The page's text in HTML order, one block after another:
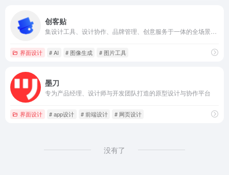
创客贴
界面设计 # AI # 图像生成 # 图片工具
墨刀
专为产品经理、设计师与开发团队打造的原型设计与协作平台
界面设计 # app设计 # 前端设计 # 网页设计
没有了